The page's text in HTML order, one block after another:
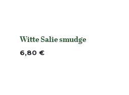
None
Witte Salie smudge
6,80 €